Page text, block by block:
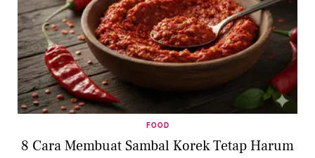
FOOD
8 Cara Membuat Sambal Korek Tetap Harum